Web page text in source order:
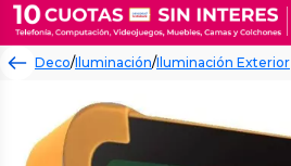
Deco/Iluminación/Iluminación Exterior